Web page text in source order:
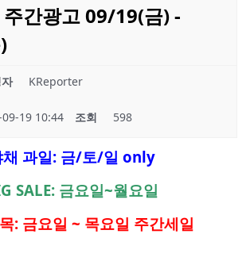
간광고 09/19(금) -
KReporter
19 10:44 조회 598
채 과일: 금/토/일 only
SALE: 금요일~월요일
: 금요일 ~ 목요일 주간세일